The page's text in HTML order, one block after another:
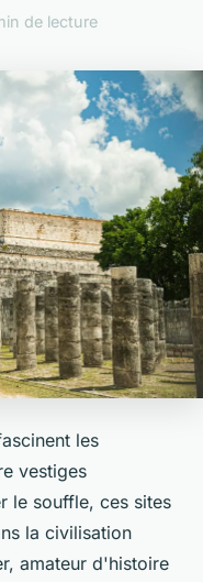
de lecture
les
vestiges
le souffle, ces sites
la civilisation
amateur d'histoire